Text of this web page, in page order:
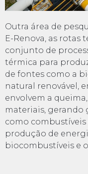
Outra área de
E-Renova, as rotas
conjunto de
térmica para
de fontes como a
natural renovável,
envolvem a
materiais, gerando
como
produção de
biocombustíveis e